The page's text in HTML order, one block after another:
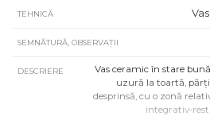
TEHNICĂ
SEMNĂTURĂ, OBSERVAȚII
DESCRIERE
Vas ceramic în stare
uzură la toartă,
desprinsă, cu o zonă
integrativ-